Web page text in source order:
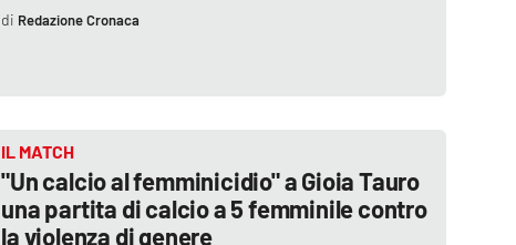
Redazione Cronaca
IL MATCH
"Un calcio al femminicidio" a Gioia Tauro
una partita di calcio a 5 femminile contro
la violenza di genere